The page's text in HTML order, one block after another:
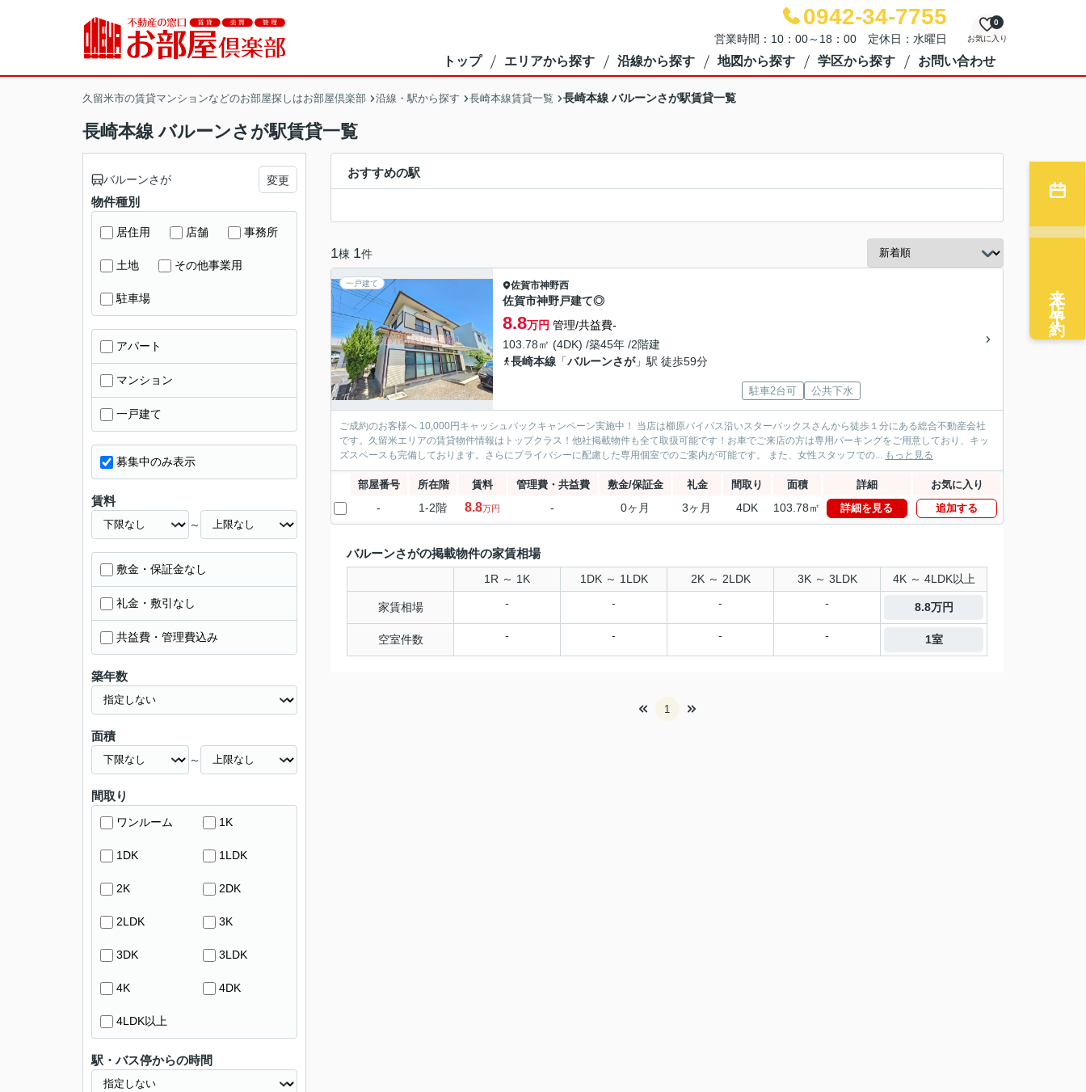
0942-34-7755
営業時間：10：00～18：00 定休日：水曜日 お気に入り
0
トップ エリアから探す 沿線から探す 地図から探す 学区から探す お問い合わせ
久留米市の賃貸マンションなどのお部屋探しはお部屋倶楽部 沿線・駅から探す 長崎本線賃貸一覧 長崎本線 バルーンさが駅賃貸一覧
長崎本線 バルーンさが駅賃貸一覧
おすすめの駅
1棟 1件
一戸建て 佐賀市神野西
佐賀市神野戸建て◎
8.8万円 管理/共益費-
103.78㎡ (4DK) /築45年 /2階建
長崎本線 「バルーンさが」駅 徒歩59分
駐車2台可 公共下水
ご成約のお客様へ 10,000円キャッシュバックキャンペーン実施中！ 当店は櫛原バイパス沿いスターバックスさんから徒歩１分にある総合不動産会社
です。久留米エリアの賃貸物件情報はトップクラス！他社掲載物件も全て取扱可能です！お車でご来店の方は専用パーキングをご用意しており、キッ
ズスペースも完備しております。さらにプライバシーに配慮した専用個室でのご案内が可能です。 また、女性スタッフでの... もっと見る
部屋番号 所在階 賃料 管理費・共益費 敷金/保証金 礼金 間取り 面積 詳細 お気に入り
- 1-2階 8.8万円 - 0ヶ月 3ヶ月 4DK 103.78㎡ 詳細を見る 追加する
バルーンさがの掲載物件の家賃相場
1R ～ 1K 1DK ～ 1LDK 2K ～ 2LDK 3K ～ 3LDK 4K ～ 4LDK以上
家賃相場 - - - - 8.8万円
空室件数 - - - - 1室
1
バルーンさが 変更
物件種別
居住用 店舗 事務所
土地 その他事業用
駐車場
アパート
マンション
一戸建て
募集中のみ表示
賃料
～
敷金・保証金なし
礼金・敷引なし
共益費・管理費込み
築年数
面積
～
間取り
ワンルーム 1K
1DK 1LDK
2K 2DK
2LDK 3K
3DK 3LDK
4K 4DK
4LDK以上
駅・バス停からの時間
来店予約